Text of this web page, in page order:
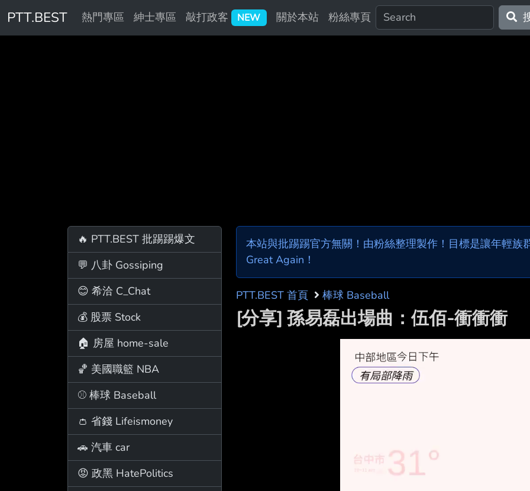
PTT.BEST 熱門專區 紳士專區 敲打政客 NEW 關於本站 粉絲專頁
🔥 PTT.BEST 批踢踢爆文
💬 八卦 Gossiping
😊 希洽 C_Chat
💰 股票 Stock
🏠 房屋 home-sale
🏀 美國職籃 NBA
⚾ 棒球 Baseball
👛 省錢 Lifeismoney
🚗 汽車 car
😡 政黑 HatePolitics
本站與批踢踢官方無關！由粉絲整理製作！目標是讓年輕族
Great Again！
PTT.BEST 首頁 棒球 Baseball
[分享] 孫易磊出場曲：伍佰-衝衝衝